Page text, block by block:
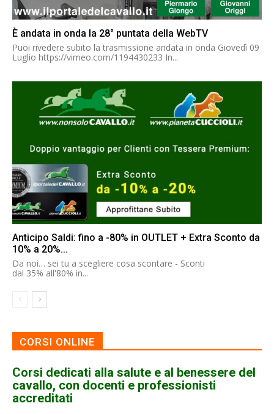
È andata in onda la 28° puntata della WebTV
Puoi rivedere subito la trasmissione andata in onda Giovedì 09
Luglio https://vimeo.com/1194430233 In...
Anticipo Saldi: fino a -80% in OUTLET + Extra Sconto da
10% a 20%...
Da noi… sei tu a scegliere cosa scontare - Sconti
dal 35% all'80% in...
CORSI ONLINE
Corsi dedicati alla salute e al benessere del
cavallo, con docenti e professionisti
accreditati